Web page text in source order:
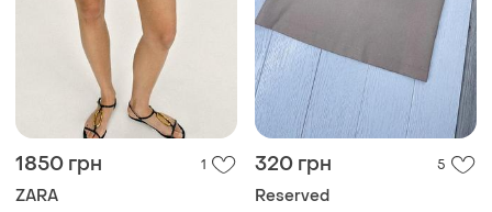
1850 грн 1
ZARA
320 грн 5
Reserved